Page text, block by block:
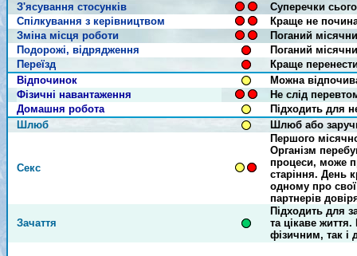
З'ясування стосунків
Суперечки
Спілкування з керівництвом
Краще не
Зміна місця роботи
Поганий
Подорожі, відрядження
Поганий
Переїзд
Краще
Відпочинок
Можна
Фізичні навантаження
Не слід
Домашня робота
Підходить для
Шлюб
Шлюб або
Секс
Першого
Організм
процеси, може
старіння. День
одному про
партнерів
Зачаття
Підходить для
та цікаве
фізичним, так і